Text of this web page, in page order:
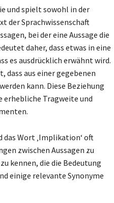
und spielt sowohl in der
der Sprachwissenschaft
bei der eine Aussage die
daher, dass etwas in eine
es ausdrücklich erwähnt wird.
aus einer gegebenen
kann. Diese Beziehung
erhebliche Tragweite und
das Wort ‚Implikation‘ oft
zwischen Aussagen zu
kennen, die die Bedeutung
einige relevante Synonyme